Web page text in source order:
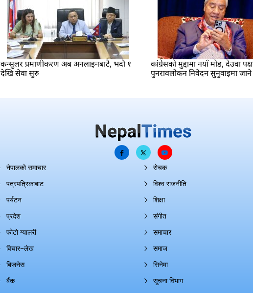
कन्सुलर प्रमाणीकरण अब अनलाइनबाटै, भदौ १
देखि सेवा सुरु
कांग्रेसको मुद्दामा नयाँ मोड, देउवा
पुनरावलोकन निवेदन सुनुवाइमा जाने
नेपालको समाचार
पत्रपत्रिकाबाट
पर्यटन
प्रदेश
फोटो ग्यालरी
विचार–लेख
बिजनेस
बैंक
रोचक
विश्व राजनीति
शिक्षा
संगीत
समाचार
समाज
सिनेमा
सूचना विभाग